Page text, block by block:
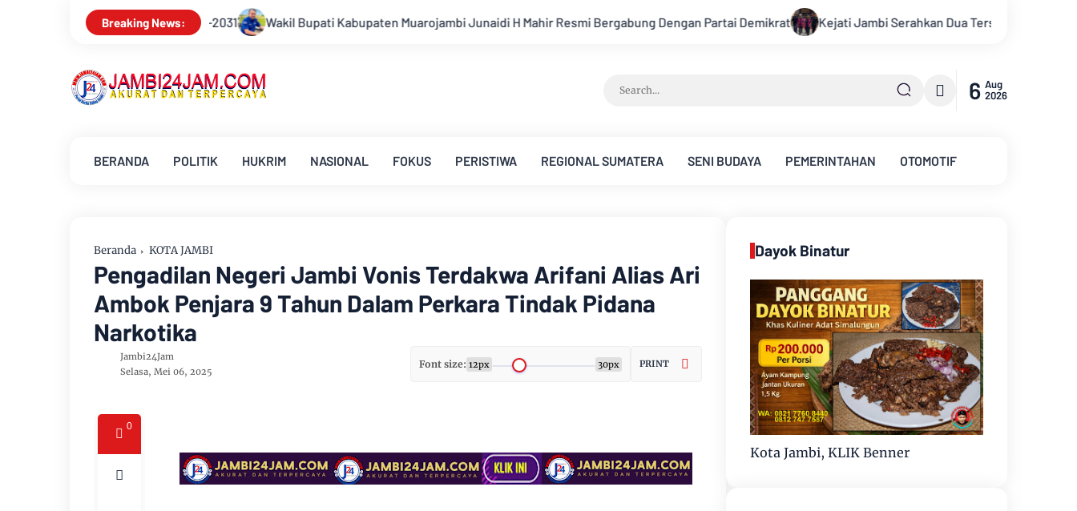
Breaking News:
Wakil Bupati Kabupaten Muarojambi Junaidi H Mahir Resmi Bergabung Dengan Partai Demikrat Kejati Jambi Serahkan Dua Tersangka Korupsi Pengadaan Tanah Akses
6 Aug
2026
BERANDA POLITIK HUKRIM NASIONAL FOKUS PERISTIWA REGIONAL SUMATERA SENI BUDAYA PEMERINTAHAN OTOMOTIF
Beranda KOTA JAMBI
Pengadilan Negeri Jambi Vonis Terdakwa Arifani Alias Ari
Ambok Penjara 9 Tahun Dalam Perkara Tindak Pidana
Narkotika
Jambi24Jam
Selasa, Mei 06, 2025
Font size: 12px 30px PRINT
0
Dayok Binatur
Kota Jambi, KLIK Benner